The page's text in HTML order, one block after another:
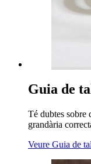
Guia de
Té dubtes sobre
grandària
Veure Guia de